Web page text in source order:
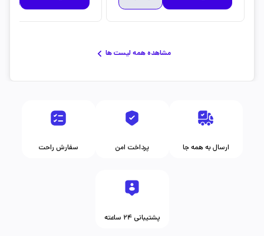
مشاهده همه لیست ها
سفارش راحت پرداخت امن ارسال به همه جا
پشتیبانی ۲۴ ساعته